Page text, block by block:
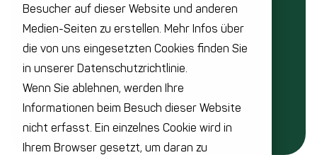
Besucher auf dieser Website und anderen
Medien-Seiten zu erstellen. Mehr Infos über
die von uns eingesetzten Cookies finden Sie
in unserer Datenschutzrichtlinie.
Wenn Sie ablehnen, werden Ihre
Informationen beim Besuch dieser Website
nicht erfasst. Ein einzelnes Cookie wird in
Ihrem Browser gesetzt, um daran zu
ZURÜCK ZUR ÜBERSICHT